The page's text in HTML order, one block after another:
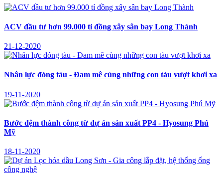
ACV đầu tư hơn 99.000 tỉ đồng xây sân bay Long Thành
21-12-2020
Nhân lực đóng tàu - Đam mê cùng những con tàu vượt khơi xa
19-11-2020
Bước đệm thành công từ dự án sản xuất PP4 - Hyosung Phú
Mỹ
18-11-2020